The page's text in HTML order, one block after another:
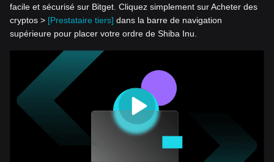
facile et sécurisé sur Bitget. Cliquez simplement sur Acheter des
cryptos > [Prestataire tiers] dans la barre de navigation
supérieure pour placer votre ordre de Shiba Inu.